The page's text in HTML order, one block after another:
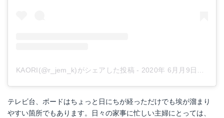
KAORI(@r_jem_k)がシェアした投稿 - 2020年 6月月9日午後7時39分PDT
テレビ台、ボードはちょっと日にちが経っただけでも埃が溜まり
やすい箇所でもあります。日々の家事に忙しい主婦にとっては、